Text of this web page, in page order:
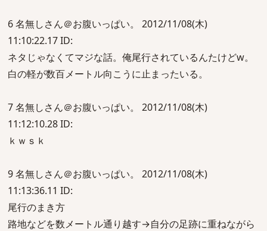
6 名無しさん＠お腹いっぱい。 2012/11/08(木)
11:10:22.17 ID:
ネタじゃなくてマジな話。俺尾行されているんたけどw。
白の軽が数百メートル向こうに止まったいる。
7 名無しさん＠お腹いっぱい。 2012/11/08(木)
11:12:10.28 ID:
ｋｗｓｋ
9 名無しさん＠お腹いっぱい。 2012/11/08(木)
11:13:36.11 ID:
尾行のまき方
路地などを数メートル通り越す→自分の足跡に重ねながら